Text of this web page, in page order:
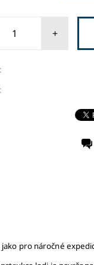
+
pro náročné